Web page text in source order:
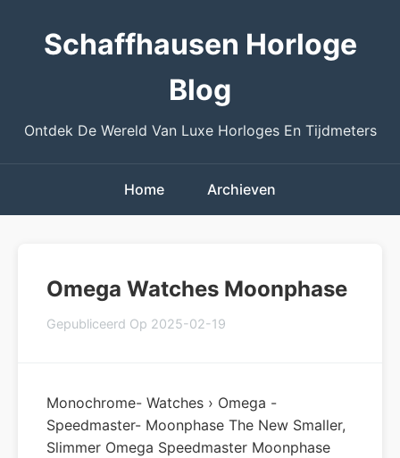
Schaffhausen Horloge
Blog
Ontdek De Wereld Van Luxe Horloges En Tijdmeters
Home Archieven
Omega Watches Moonphase
Gepubliceerd Op 2025-02-19
Monochrome- Watches › Omega -
Speedmaster- Moonphase The New Smaller,
Slimmer Omega Speedmaster Moonphase